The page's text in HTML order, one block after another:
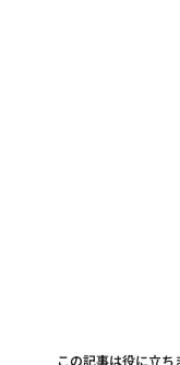
この記事は役に立ち